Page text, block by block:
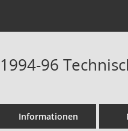
navigation
1994-96
Informationen